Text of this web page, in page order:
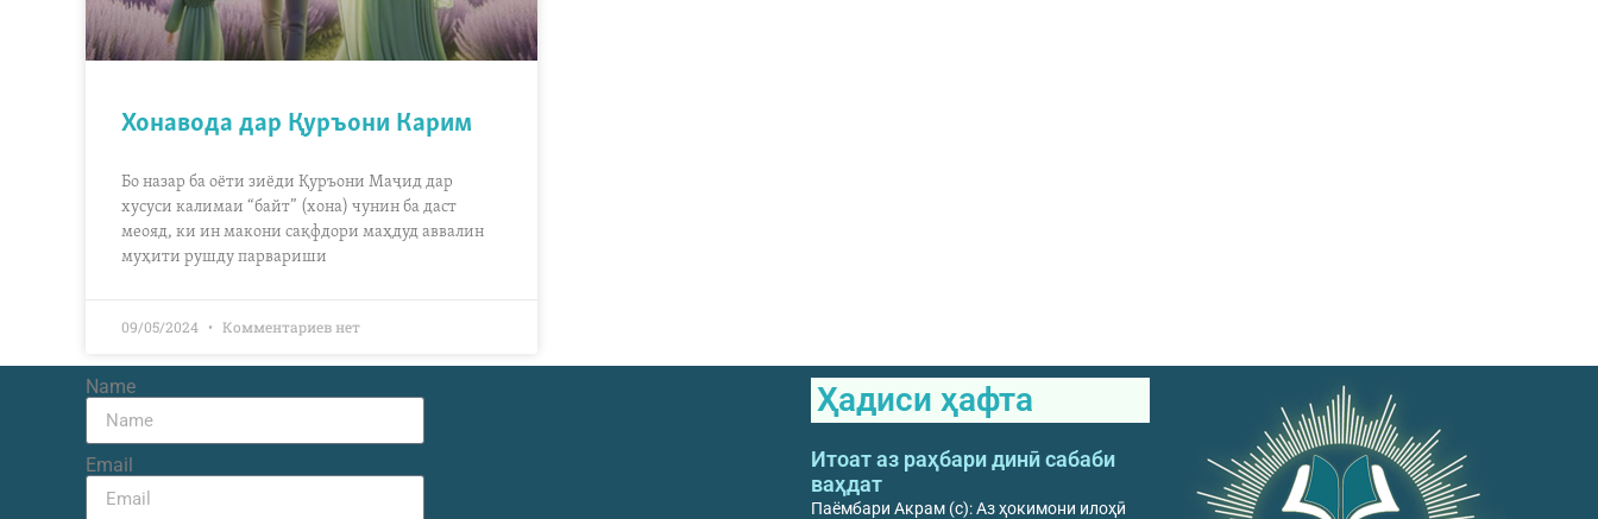
Хонавода дар Қуръони Карим
Бо назар ба оёти зиёди Қуръони Маҷид дар
хусуси калимаи “байт” (хона) чунин ба даст
меояд, ки ин макони сақфдори маҳдуд аввалин
муҳити рушду парвариши
09/05/2024 Комментариев нет
Name
Email
Ҳадиси ҳафта
Итоат аз раҳбари динӣ сабаби
ваҳдат
Паёмбари Акрам (с): Аз ҳокимони илоҳӣ